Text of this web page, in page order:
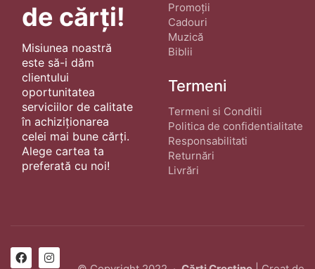
de cărți!
Misiunea noastră
este să-i dăm
clientului
oportunitatea
serviciilor de calitate
în achiziționarea
celei mai bune cărți.
Alege cartea ta
preferată cu noi!
Promoții
Cadouri
Muzică
Biblii
Termeni
Termeni si Conditii
Politica de confidentialitate
Responsabilitati
Returnări
Livrări